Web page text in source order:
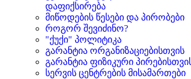
დაფიქსირება
მიწოდების წესები და პირობები
როგორ შევიძინო?
"ქუქი" პოლიტიკა
გარანტია ორგანიზაციებისთვის
გარანტია ფიზიკური
სერვის ცენტრების მისამართები